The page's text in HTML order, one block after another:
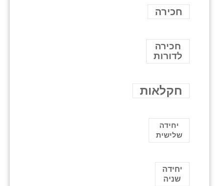
חכירה
חכירה
לדורות
חקלאות
יחידה
שלישית
יחידה
שניה